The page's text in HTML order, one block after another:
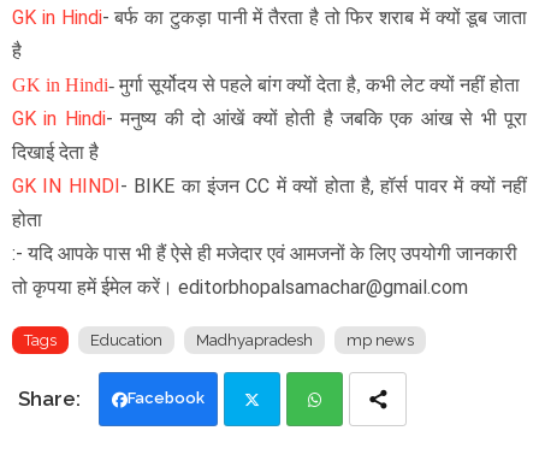
GK in Hindi-बर्फ का टुकड़ा पानी में तैरता है तो फिर शराब में क्यों डूब जाता
है
GK in Hindi- मुर्गा सूर्योदय से पहले बांग क्यों देता है, कभी लेट क्यों नहीं होता
GK in Hindi-मनुष्य की दो आंखें क्यों होती है जबकि एक आंख से भी पूरा
दिखाई देता है
GK IN HINDI- BIKE का इंजन CC में क्यों होता है, हॉर्स पावर में क्यों नहीं
होता
:- यदि आपके पास भी हैं ऐसे ही मजेदार एवं आमजनों के लिए उपयोगी जानकारी
तो कृपया हमें ईमेल करें। editorbhopalsamachar@gmail.com
Tags Education Madhyapradesh mp news
Facebook